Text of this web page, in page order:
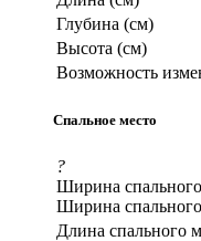
Глубина (см)
Высота (см)
Возможность
Спальное место
?
Ширина
Ширина
Длина спального